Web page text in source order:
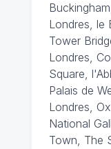
Londres, le
Tower
Londres,
Square,
Palais de
Londres,
National
Town, The